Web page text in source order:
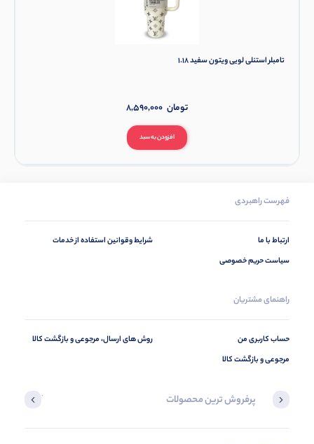
تامبلر استنلی لویی ویتون سفید 1.18
افزودن به سبد
8,590,000 تومان
فهرست راهبردی
ارتباط با ما
سیاست حریم خصوصی
شرایط وقوانین استفاده از خدمات
راهنمای مشتریان
حساب کاربری من
مرجوعی و بازگشت کالا
روش های ارسال، مرجوعی و بازگشت کالا
پرفروش ترین محصولات آخرین